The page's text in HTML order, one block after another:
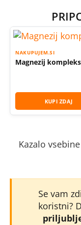
NAKUPUJEM.SI
Magnezij kompleks
KUPI ZDAJ
Kazalo vsebine
Se vam
koristni?